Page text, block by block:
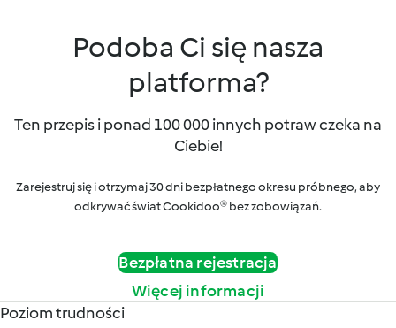
Podoba Ci się nasza
platforma?
Ten przepis i ponad 100 000 innych potraw czeka na
Ciebie!
Zarejestruj się i otrzymaj 30 dni bezpłatnego okresu próbnego, aby
odkrywać świat Cookidoo® bez zobowiązań.
Bezpłatna rejestracja
Więcej informacji
Poziom trudności